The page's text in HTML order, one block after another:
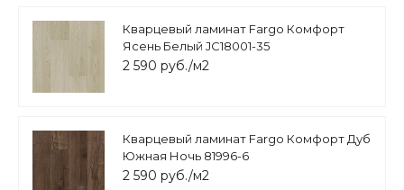
Кварцевый ламинат Fargo Комфорт
Ясень Белый JC18001-35
2 590 руб./м2
Кварцевый ламинат Fargo Комфорт Дуб
Южная Ночь 81996-6
2 590 руб./м2